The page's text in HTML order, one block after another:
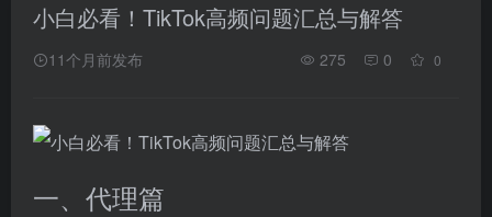
小白必看！TikTok高频问题汇总与解答
11个月前发布 275 0 0
一、代理篇